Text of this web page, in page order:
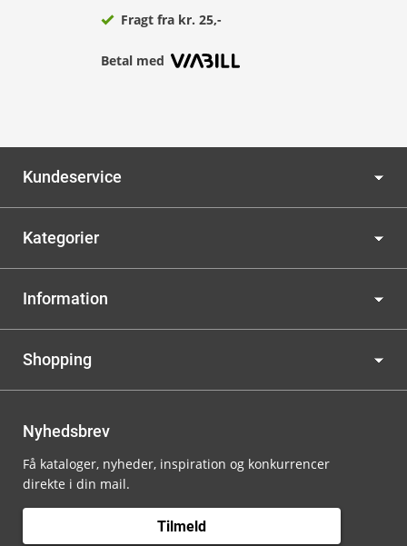
Fragt fra kr. 25,-
Betal med
Kundeservice
Kategorier
Information
Shopping
Nyhedsbrev
Få kataloger, nyheder, inspiration og konkurrencer
direkte i din mail.
Tilmeld